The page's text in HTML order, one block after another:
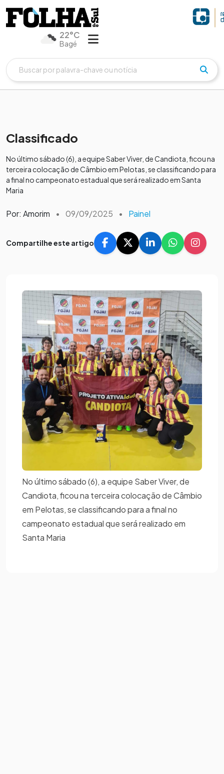
22°C
Bagé
Classificado
No último sábado (6), a equipe Saber Viver, de Candiota, ficou na
terceira colocação de Câmbio em Pelotas, se classificando para
a final no campeonato estadual que será realizado em Santa
Maria
Por: Amorim • 09/09/2025 • Painel
Compartilhe este artigo
No último sábado (6), a equipe Saber Viver, de
Candiota, ficou na terceira colocação de Câmbio
em Pelotas, se classificando para a final no
campeonato estadual que será realizado em
Santa Maria